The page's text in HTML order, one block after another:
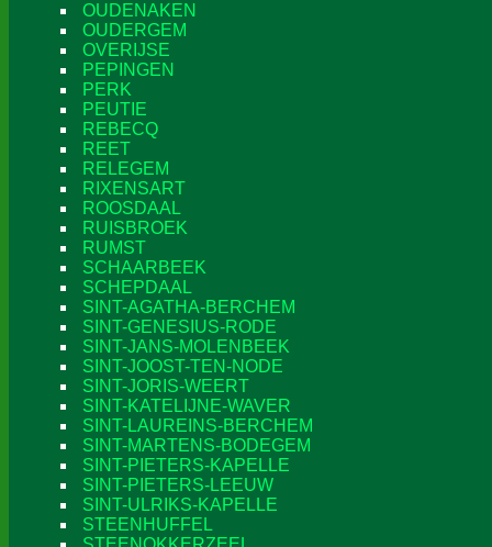
OUDENAKEN
OUDERGEM
OVERIJSE
PEPINGEN
PERK
PEUTIE
REBECQ
REET
RELEGEM
RIXENSART
ROOSDAAL
RUISBROEK
RUMST
SCHAARBEEK
SCHEPDAAL
SINT-AGATHA-BERCHEM
SINT-GENESIUS-RODE
SINT-JANS-MOLENBEEK
SINT-JOOST-TEN-NODE
SINT-JORIS-WEERT
SINT-KATELIJNE-WAVER
SINT-LAUREINS-BERCHEM
SINT-MARTENS-BODEGEM
SINT-PIETERS-KAPELLE
SINT-PIETERS-LEEUW
SINT-ULRIKS-KAPELLE
STEENHUFFEL